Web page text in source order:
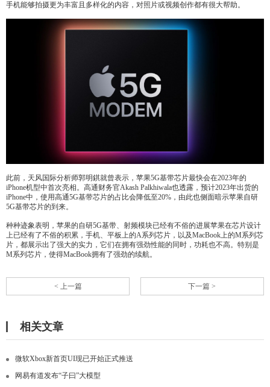
手机能够拍摄更为丰富且多样化的内容，对照片或视频创作都有很大帮助。
此前，天风国际分析师郭明錤就曾表示，苹果5G基带芯片最快会在2023年的
iPhone机型中首次亮相。高通财务官Akash Palkhiwala也透露，预计2023年出货的
iPhone中，使用高通5G基带芯片的占比会降低至20%，由此也侧面暗示苹果自研
5G基带芯片的到来。
种种迹象表明，苹果的自研5G基带、射频模块已经有不俗的进展苹果在芯片设计
上已经有了不俗的积累，手机、平板上的A系列芯片，以及MacBook上的M系列芯
片，都展示出了强大的实力，它们在拥有强劲性能的同时，功耗也不高。特别是
M系列芯片，使得MacBook拥有了强劲的续航。
< 上一篇 下一篇 >
相关文章
微软Xbox新首页UI现已开始正式推送
网易有道发布“子曰”大模型